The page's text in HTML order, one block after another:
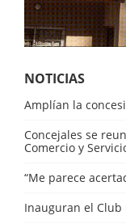
NOTICIAS
Amplían la
Concejales se
Comercio y
“Me parece
Inauguran el Club